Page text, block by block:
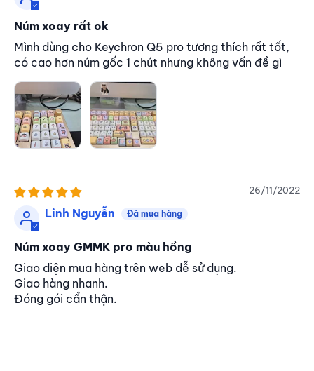
Núm xoay rất ok
Mình dùng cho Keychron Q5 pro tương thích rất tốt,
có cao hơn núm gốc 1 chút nhưng không vấn đề gì
26/11/2022
Linh Nguyễn
Núm xoay GMMK pro màu hồng
Giao diện mua hàng trên web dễ sử dụng.
Giao hàng nhanh.
Đóng gói cẩn thận.